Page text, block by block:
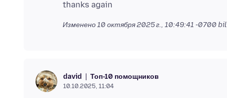
Изменено10 октября 2025 г., 10:49:41 -0700
david Топ-10 помощников
10.10.2025, 11:04